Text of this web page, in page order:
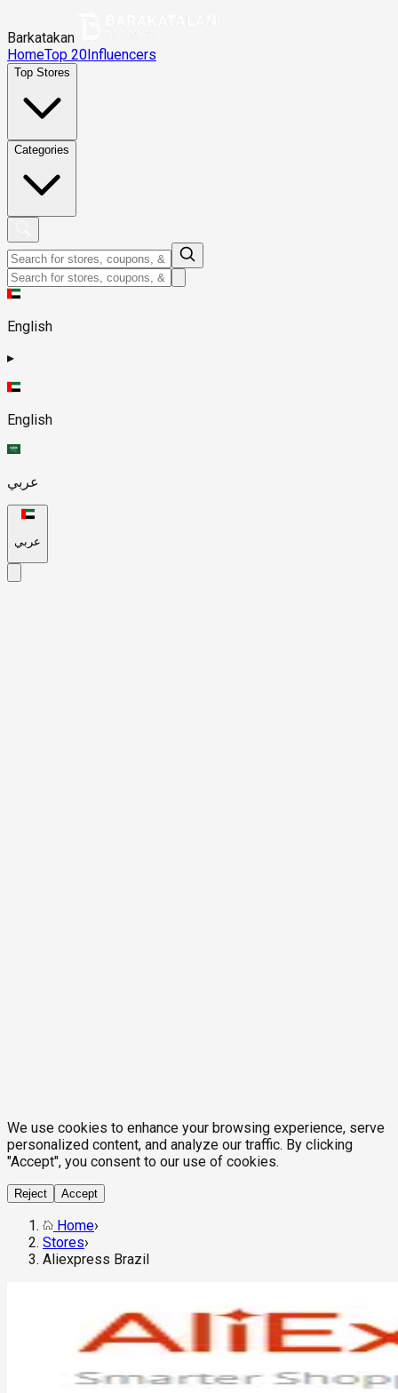
Barkatakan
HomeTop 20Influencers
Top Stores
Categories
English
▸
English
عربي
عربي
We use cookies to enhance your browsing experience, serve
personalized content, and analyze our traffic. By clicking
"Accept", you consent to our use of cookies.
Reject Accept
Home›
Stores›
Aliexpress Brazil